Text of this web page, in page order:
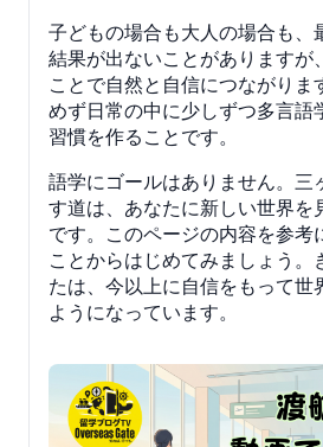
子どもの場合も大人の場合も、
結果が出ないことがありますが
ことで自然と自信につながりま
めず日常の中に少しずつ多言語
習慣を作ることです。
語学にゴールはありません。三
す道は、あなたに新しい世界を
です。このページの内容を参考
ことからはじめてみましょう。
たは、今以上に自信をもって世
ようになっています。